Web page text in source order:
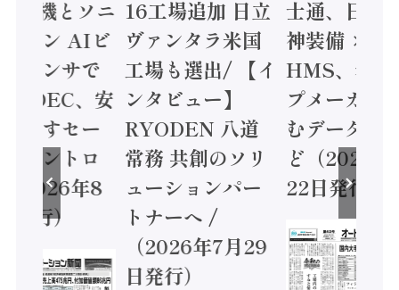
電機とソニ
コン AIビ
センサで
/ IDEC、安
かすセー
コントロ
2026年8
発行）
16工場追加 日立
ヴァンタラ米国
工場も選出/ 【イ
ンタビュー】
RYODEN 八道
常務 共創のソリ
ューションパー
トナーへ /
（2026年7月29
日発行）
士通、日立
神装備 ×
HMS、老舗
プメーカー
むデータ活
ど（2026年
22日発行）